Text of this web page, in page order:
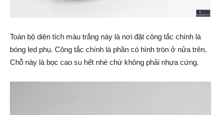
Toàn bộ diện tích màu trắng này là nơi đặt công tắc chính là
bóng led phụ. Công tắc chính là phần có hình tròn ở nửa trên.
Chỗ này là bọc cao su hết nhé chứ không phải nhựa cứng.